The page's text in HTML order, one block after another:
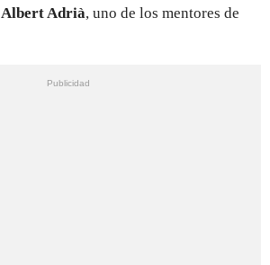
Albert Adrià, uno de los mentores de